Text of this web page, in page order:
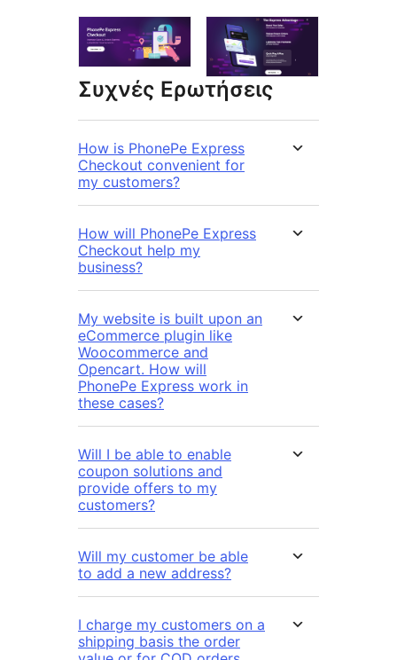
Συχνές Ερωτήσεις
How is PhonePe Express
Checkout convenient for
my customers?
How will PhonePe Express
Checkout help my
business?
My website is built upon an
eCommerce plugin like
Woocommerce and
Opencart. How will
PhonePe Express work in
these cases?
Will I be able to enable
coupon solutions and
provide offers to my
customers?
Will my customer be able
to add a new address?
I charge my customers on a
shipping basis the order